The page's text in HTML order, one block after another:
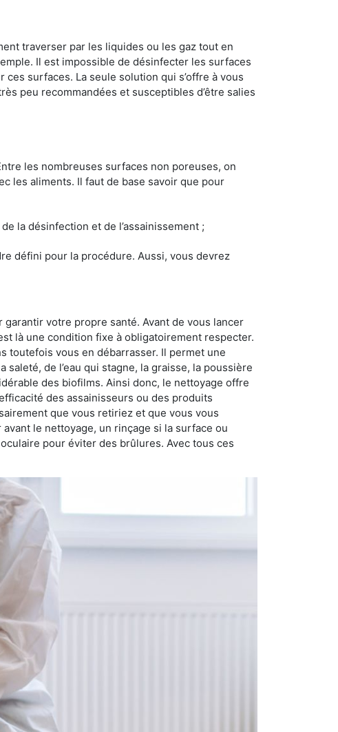
traverser par les liquides ou les gaz tout en
Il est impossible de désinfecter les surfaces
surfaces. La seule solution qui s’offre à vous
peu recommandées et susceptibles d’être salies
les nombreuses surfaces non poreuses, on
les aliments. Il faut de base savoir que pour
la désinfection et de l’assainissement ;
défini pour la procédure. Aussi, vous devrez
garantir votre propre santé. Avant de vous lancer
là une condition fixe à obligatoirement respecter.
toutefois vous en débarrasser. Il permet une
de l’eau qui stagne, la graisse, la poussière
des biofilms. Ainsi donc, le nettoyage offre
des assainisseurs ou des produits
que vous retiriez et que vous vous
le nettoyage, un rinçage si la surface ou
pour éviter des brûlures. Avec tous ces